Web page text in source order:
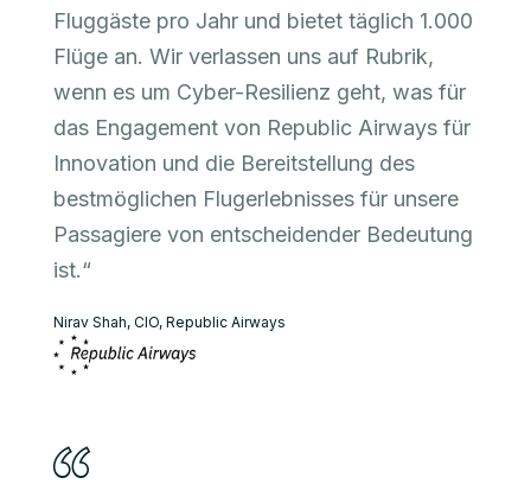
Fluggäste pro Jahr und bietet täglich 1.000
Flüge an. Wir verlassen uns auf Rubrik,
wenn es um Cyber-Resilienz geht, was für
das Engagement von Republic Airways für
Innovation und die Bereitstellung des
bestmöglichen Flugerlebnisses für unsere
Passagiere von entscheidender Bedeutung
ist.“
Nirav Shah, CIO, Republic Airways